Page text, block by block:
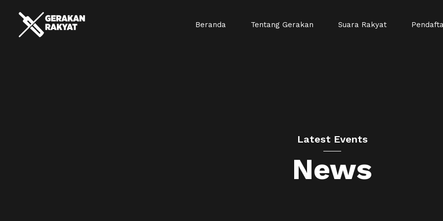
Beranda Tentang Gerakan Suara Rakyat
Latest Events
News